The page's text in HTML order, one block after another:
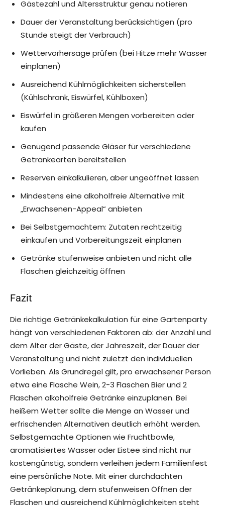
Gästezahl und Altersstruktur genau notieren
Dauer der Veranstaltung berücksichtigen (pro
Stunde steigt der Verbrauch)
Wettervorhersage prüfen (bei Hitze mehr Wasser
einplanen)
Ausreichend Kühlmöglichkeiten sicherstellen
(Kühlschrank, Eiswürfel, Kühlboxen)
Eiswürfel in größeren Mengen vorbereiten oder
kaufen
Genügend passende Gläser für verschiedene
Getränkearten bereitstellen
Reserven einkalkulieren, aber ungeöffnet lassen
Mindestens eine alkoholfreie Alternative mit
„Erwachsenen-Appeal“ anbieten
Bei Selbstgemachtem: Zutaten rechtzeitig
einkaufen und Vorbereitungszeit einplanen
Getränke stufenweise anbieten und nicht alle
Flaschen gleichzeitig öffnen
Fazit
Die richtige Getränkekalkulation für eine Gartenparty
hängt von verschiedenen Faktoren ab: der Anzahl und
dem Alter der Gäste, der Jahreszeit, der Dauer der
Veranstaltung und nicht zuletzt den individuellen
Vorlieben. Als Grundregel gilt, pro erwachsener Person
etwa eine Flasche Wein, 2-3 Flaschen Bier und 2
Flaschen alkoholfreie Getränke einzuplanen. Bei
heißem Wetter sollte die Menge an Wasser und
erfrischenden Alternativen deutlich erhöht werden.
Selbstgemachte Optionen wie Fruchtbowle,
aromatisiertes Wasser oder Eistee sind nicht nur
kostengünstig, sondern verleihen jedem Familienfest
eine persönliche Note. Mit einer durchdachten
Getränkeplanung, dem stufenweisen Öffnen der
Flaschen und ausreichend Kühlmöglichkeiten steht